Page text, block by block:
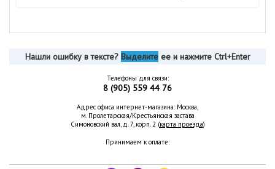
Нашли ошибку в тексте? Выделитеее и нажмите Ctrl+Enter
Телефоны для связи:
8 (905) 559 44 76
Адрес офиса интернет-магазина: Москва,
м. Пролетарская/Крестьянская застава
Симоновский вал, д. 7, корп. 2 (карта проезда)
Принимаем к оплате: